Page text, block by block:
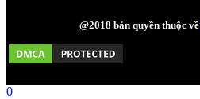
@2018 bản quyền thuộc về
0